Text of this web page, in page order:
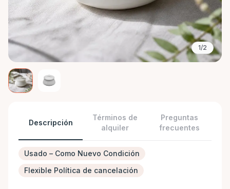
1/2
Descripción
Términos de
alquiler
Preguntas
frecuentes
Usado – Como Nuevo Condición
Flexible Política de cancelación